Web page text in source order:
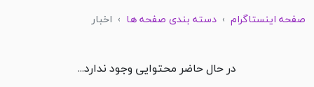
صفحه اینستاگرام › دسته بندی صفحه ها › اخبار
در حال حاضر محتوایی وجود ندارد...